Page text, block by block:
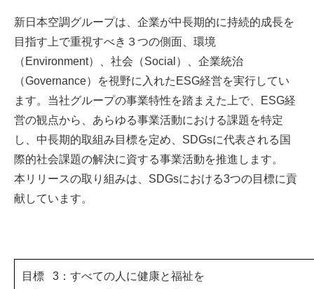
新日本空調グループは、企業が中長期的に持続的成長を
目指す上で重視すべき３つの側面、環境
（Environment）、社会（Social）、企業統治
（Governance）を視野に入れたESG経営を実行してい
ます。当社グループの事業特性を踏まえた上で、ESG経
営の観点から、あらゆる事業活動における課題を特定
し、中長期的取組み目標を定め、SDGsに代表される国
際的社会課題の解決に資する事業活動を推進します。
本リリースの取り組みは、SDGsにおける3つの目標に貢
献しています。
目標 3：すべての人に健康と福祉を